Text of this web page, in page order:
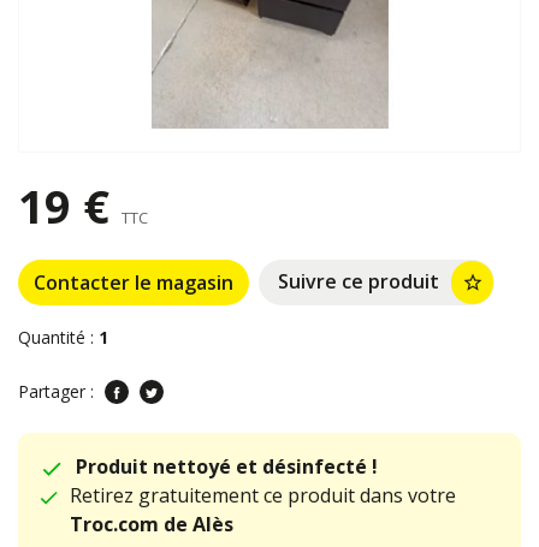
19 € TTC
Contacter le magasin Suivre ce produit star_border
Quantité : 1
Partager :
Produit nettoyé et désinfecté !
Retirez gratuitement ce produit dans votre
Troc.com de Alès